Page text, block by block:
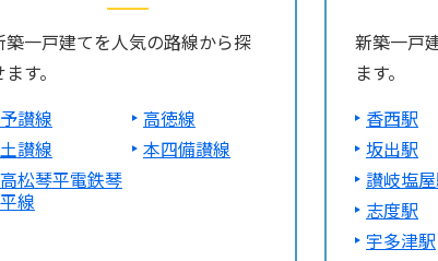
築一戸建てを人気の路線から探
す。
予讃線
高徳線
土讃線
本四備讃線
高松琴平電鉄琴
平線
新築一戸
ます。
香西駅
坂出駅
讃岐塩
志度駅
宇多津駅